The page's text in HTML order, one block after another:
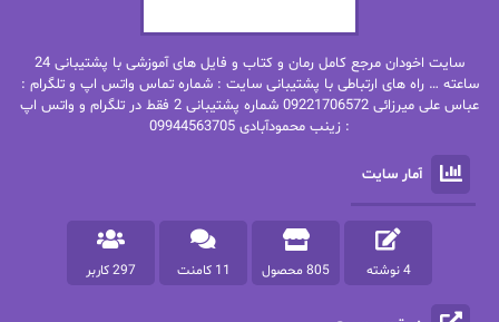
بیتا فرخی
پاتریشیا ویلسون پرتو فرهمند
پرستو اسحقی
پرستو مهاجر
پرهام رسولی
پروانه قدیمی پروانه محمدی
سایت اخودان مرجع کامل رمان و کتاب و فایل های آموزشی با پشتیبانی 24
ساعته … راه های ارتباطی با پشتیبانی سایت : شماره تماس واتس اپ و تلگرام :
عباس علی میرزائی 09221706572 شماره پشتیبانی 2 فقط در تلگرام و واتس اپ
: زینب محمودآبادی 09944563705
آمار سایت
4 نوشته 805 محصول 11 کامنت 297 کاربر